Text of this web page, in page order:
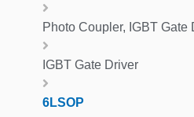
Photo Coupler, IGBT Gate
IGBT Gate Driver
6LSOP